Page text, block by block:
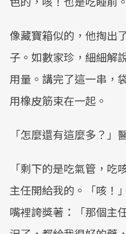
像藏寶箱似的，他掏出
子。如數家珍，細細解
用量。講完了這一串，
用橡皮筋束在一起。
「怎麼還有這麼多？」
「剩下的是吃氣管，
主任開給我的。「咳！
嘴裡誇獎著：「那個主